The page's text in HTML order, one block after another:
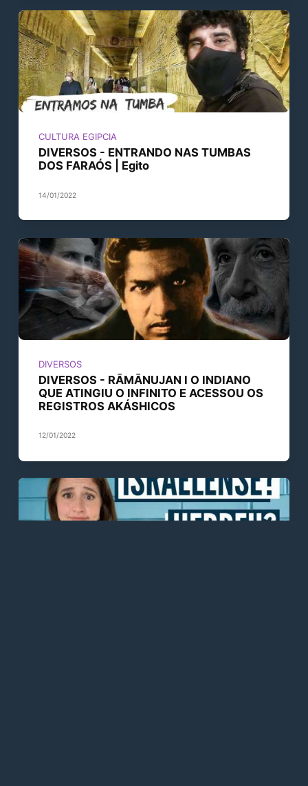
CULTURA EGIPCIA
DIVERSOS - ENTRANDO NAS TUMBAS
DOS FARAÓS | Egito
14/01/2022
DIVERSOS
DIVERSOS - RĀMĀNUJAN I O INDIANO
QUE ATINGIU O INFINITO E ACESSOU OS
REGISTROS AKÁSHICOS
12/01/2022